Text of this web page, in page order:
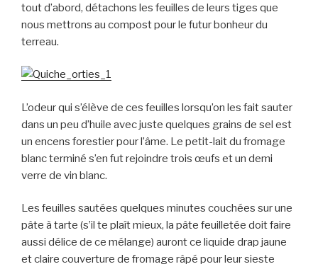
tout d’abord, détachons les feuilles de leurs tiges que
nous mettrons au compost pour le futur bonheur du
terreau.
L’odeur qui s’élève de ces feuilles lorsqu’on les fait sauter
dans un peu d’huile avec juste quelques grains de sel est
un encens forestier pour l’âme. Le petit-lait du fromage
blanc terminé s’en fut rejoindre trois œufs et un demi
verre de vin blanc.
Les feuilles sautées quelques minutes couchées sur une
pâte à tarte (s’il te plaît mieux, la pâte feuilletée doit faire
aussi délice de ce mélange) auront ce liquide drap jaune
et claire couverture de fromage râpé pour leur sieste